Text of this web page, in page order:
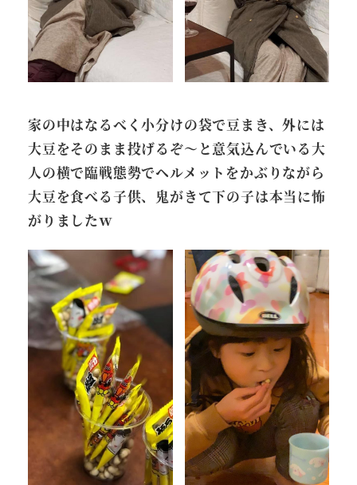
家の中はなるべく小分けの袋で豆まき、外には
大豆をそのまま投げるぞ～と意気込んでいる大
人の横で臨戦態勢でヘルメットをかぶりながら
大豆を食べる子供、鬼がきて下の子は本当に怖
がりましたｗ